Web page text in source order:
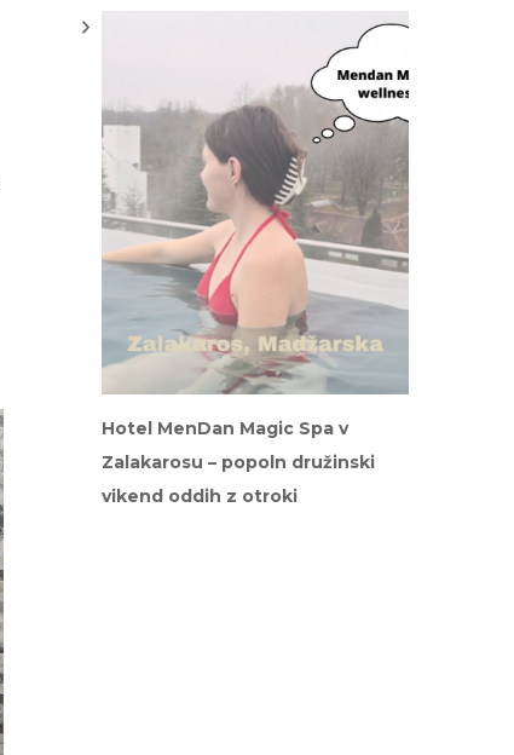
Hotel MenDan Magic Spa v
Zalakarosu – popoln družinski
vikend oddih z otroki